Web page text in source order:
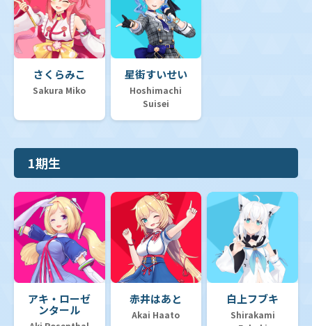
さくらみこ
Sakura Miko
星街すいせい
Hoshimachi
Suisei
1期生
アキ・ローゼ
ンタール
赤井はあと
Akai Haato
白上フブキ
Shirakami